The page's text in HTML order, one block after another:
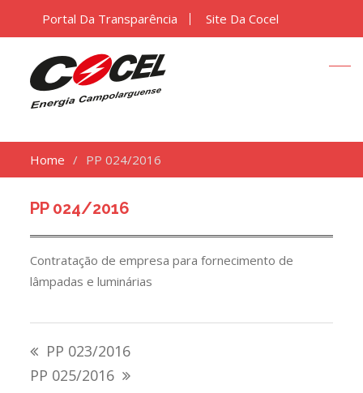
Portal Da Transparência Site Da Cocel
Home PP 024/2016
PP 024/2016
Contratação de empresa para fornecimento de
lâmpadas e luminárias
PP 023/2016
PP 025/2016